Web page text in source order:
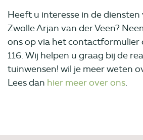
Heeft u interesse in de
Zwolle Arjan van der Veen?
ons op via het contactformulier
116. Wij helpen u graag bij de
tuinwensen! wil je meer weten
Lees dan hier meer over ons.